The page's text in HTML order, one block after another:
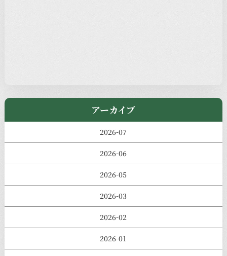
アーカイブ
2026-07
2026-06
2026-05
2026-03
2026-02
2026-01